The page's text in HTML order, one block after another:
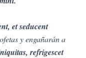
et seducent
y engañarán a
refrigescet